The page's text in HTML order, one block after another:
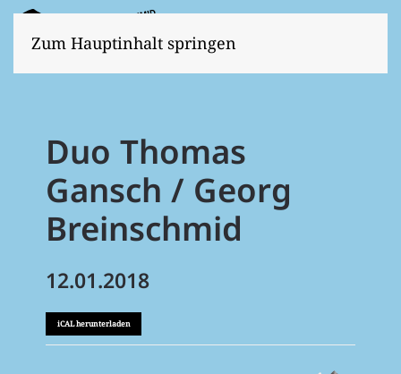
Zum Hauptinhalt springen
Duo Thomas
Gansch / Georg
Breinschmid
12.01.2018
iCAL herunterladen